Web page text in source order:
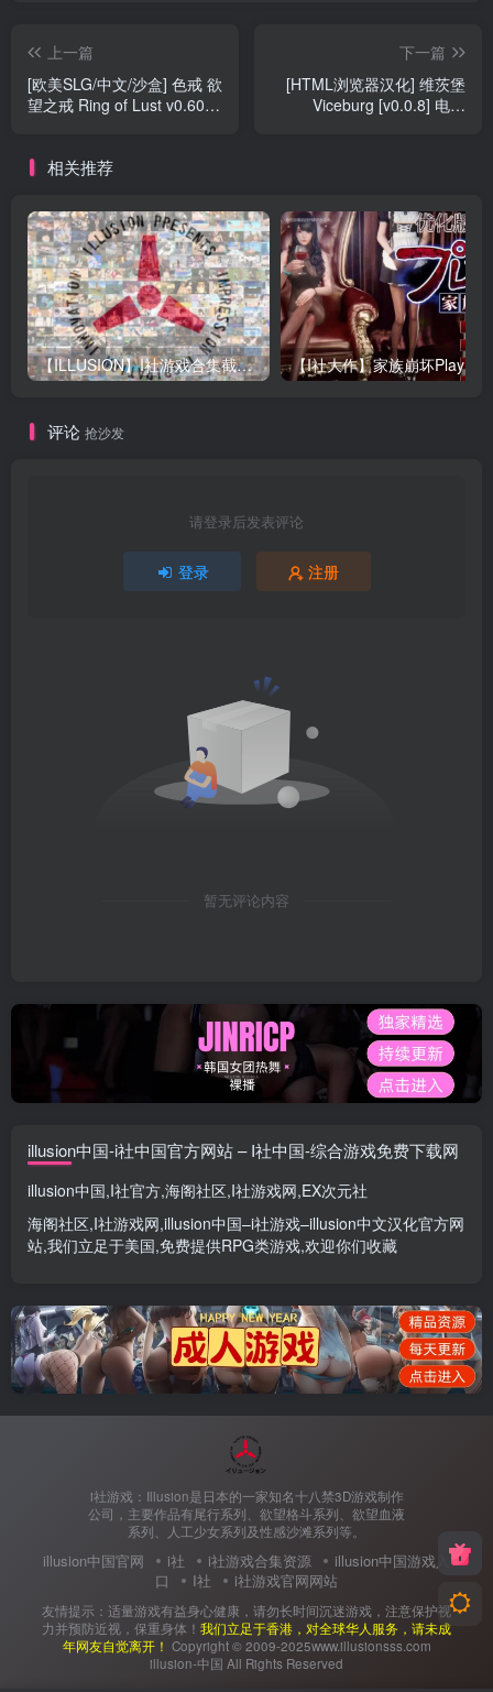
上一篇
[欧美SLG/中文/沙盒] 色戒 欲
望之戒 Ring of Lust v0.60a
下一篇
[HTML浏览器汉化] 维茨堡
Viceburg [v0.0.8] 电脑
相关推荐
【ILLUSION】I社游戏合集截至2025 无修正汉化硬盘纯净版手慢无[微云/OD]
评论 抢沙发
请登录后发表评论
登录 注册
暂无评论内容
illusion中国-i社中国官方网站 – I社中国-综合游戏免费下载网
illusion中国,I社官方,海阁社区,I社游戏网,EX次元社
海阁社区,I社游戏网,illusion中国–i社游戏–illusion中文汉化官方网
站,我们立足于美国,免费提供RPG类游戏,欢迎你们收藏
i社游戏：Illusion是日本的一家知名十八禁3D游戏制作
公司，主要作品有尾行系列、欲望格斗系列、欲望血液
系列、人工少女系列及性感沙滩系列等。
illusion中国官网 i社 i社游戏合集资源
illusion中国游戏入
口
I社 i社游戏官网网站
友情提示：适量游戏有益身心健康，请勿长时间沉迷游戏，注意保护视
力并预防近视，保重身体！ 我们立足于香港，对全球华人服务，请未成
年网友自觉离开！ Copyright © 2009-2025www.illusionsss.com
illusion-中国 All Rights Reserved